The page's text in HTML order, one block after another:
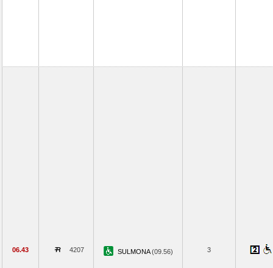
06.43 4207 SULMONA(09.56) 3